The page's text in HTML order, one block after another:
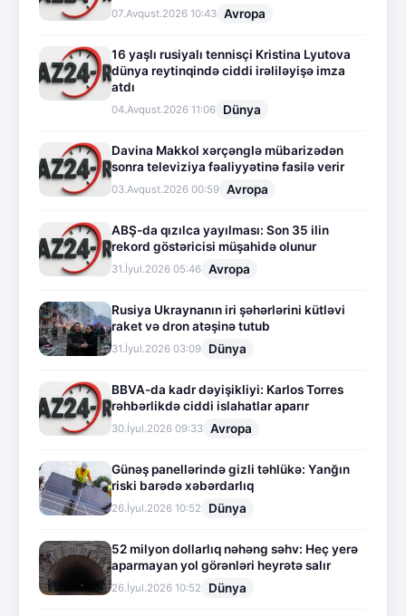
07.Avqust.2026 10:43 Avropa
16 yaşlı rusiyalı tennisçi Kristina Lyutova
dünya reytinqində ciddi irəliləyişə imza
atdı
04.Avqust.2026 11:06 Dünya
Davina Makkol xərçənglə mübarizədən
sonra televiziya fəaliyyətinə fasilə verir
03.Avqust.2026 00:59 Avropa
ABŞ-da qızılca yayılması: Son 35 ilin
rekord göstəricisi müşahidə olunur
31.İyul.2026 05:46 Avropa
Rusiya Ukraynanın iri şəhərlərini kütləvi
raket və dron atəşinə tutub
31.İyul.2026 03:09 Dünya
BBVA-da kadr dəyişikliyi: Karlos Torres
rəhbərlikdə ciddi islahatlar aparır
30.İyul.2026 09:33 Avropa
Günəş panellərində gizli təhlükə: Yanğın
riski barədə xəbərdarlıq
26.İyul.2026 10:52 Dünya
52 milyon dollarlıq nəhəng səhv: Heç yerə
aparmayan yol görənləri heyrətə salır
26.İyul.2026 10:52 Dünya